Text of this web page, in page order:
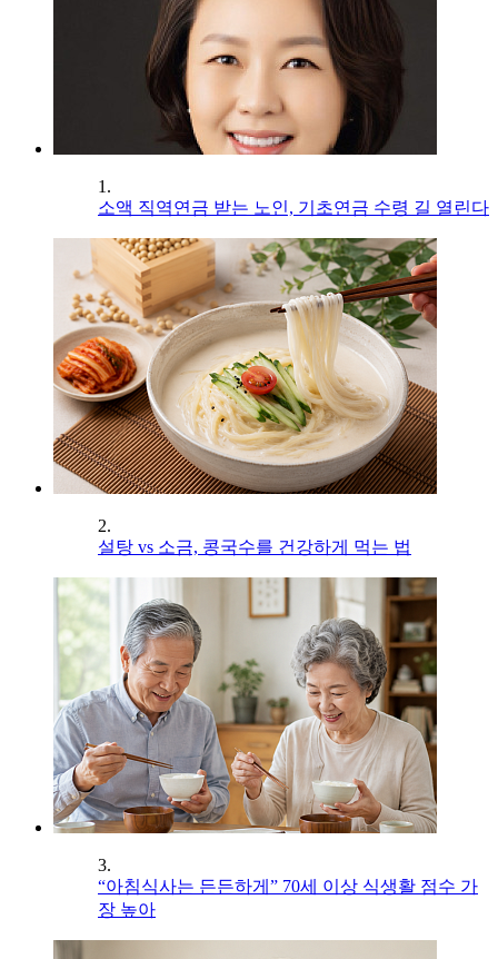
1.
소액 직역연금 받는 노인, 기초연금 수령 길 열린다
2.
설탕 vs 소금, 콩국수를 건강하게 먹는 법
3.
“아침식사는 든든하게” 70세 이상 식생활 점수 가
장 높아